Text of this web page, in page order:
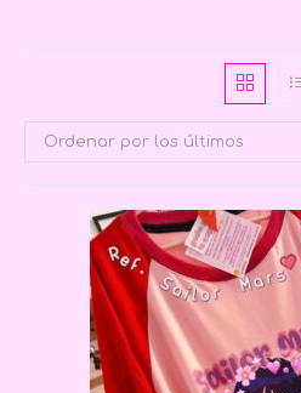
Ordenar por los últimos